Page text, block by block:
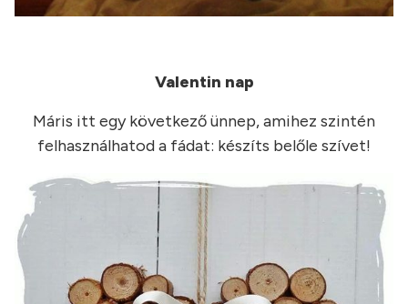
Valentin nap
Máris itt egy következő ünnep, amihez szintén
felhasználhatod a fádat: készíts belőle szívet!